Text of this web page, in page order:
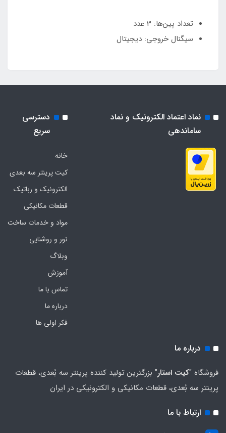
تعداد پین‌ها: 3 عدد
سیگنال خروجی: دیجیتال
نماد اعتماد الکترونیک و نماد
ساماندهی
دسترسی
سریع
خانه
کیت پرینتر سه بعدی
الکترونیک و رباتیک
قطعات مکانیکی
مواد و خدمات ساخت
نور و روشنایی
وبلاگ
آموزش
تماس با ما
درباره ما
فکر اولی ها
درباره ما
فروشگاه "کیت استار" بزرگترین تولید کننده پرینتر سه بُعدی، قطعات
پرینتر سه بُعدی، قطعات مکانیکی و الکترونیکی در ایران
ارتباط با ما